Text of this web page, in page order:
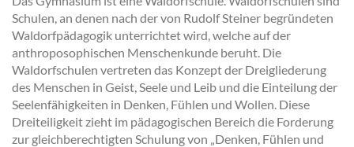
Schulen, an denen nach der von Rudolf Steiner begründeten
Waldorfpädagogik unterrichtet wird, welche auf der
anthroposophischen Menschenkunde beruht. Die
Waldorfschulen vertreten das Konzept der Dreigliederung
des Menschen in Geist, Seele und Leib und die Einteilung der
Seelenfähigkeiten in Denken, Fühlen und Wollen. Diese
Dreiteiligkeit zieht im pädagogischen Bereich die Forderung
zur gleichberechtigten Schulung von „Denken, Fühlen und